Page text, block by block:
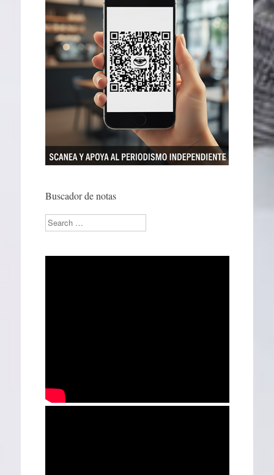
Buscador de notas
Search